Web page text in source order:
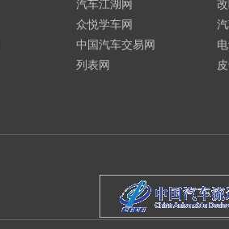
汽车江湖网
众悦学车网
中国汽车交易网
列表网